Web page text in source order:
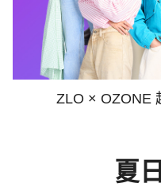
ZLO × OZONE
夏